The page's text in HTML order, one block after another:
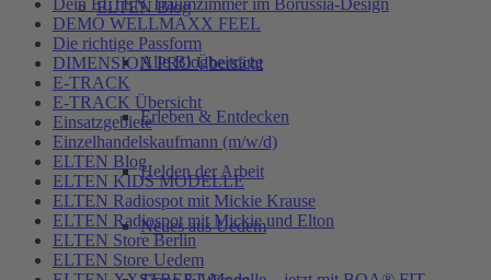
ELTEN Blog
Alle Blogbeiträge
Erleben & Entdecken
Helden der Arbeit
Neues aus Uedem
Dein ELTEN Traumzimmer im Borussia-Design
DEMO WELLMAXX FEEL
Die richtige Passform
DIMENSION PRO Übersicht
E-TRACK
E-TRACK Übersicht
Einsatzgebiete
Einzelhandelskaufmann (m/w/d)
ELTEN Blog
ELTEN KIDS MODELLE
ELTEN Radiospot mit Mickie Krause
ELTEN Radiospot mit Mickie und Elton
ELTEN Store Berlin
ELTEN Store Uedem